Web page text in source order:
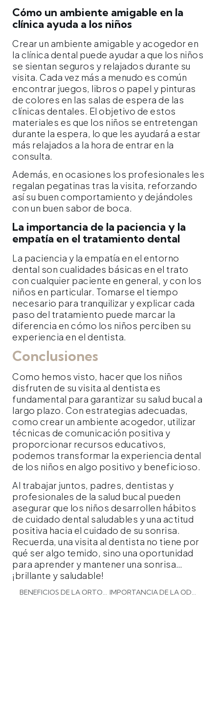
Cómo un ambiente amigable en la
clínica ayuda a los niños
Crear un ambiente amigable y acogedor en
la clínica dental puede ayudar a que los niños
se sientan seguros y relajados durante su
visita. Cada vez más a menudo es común
encontrar juegos, libros o papel y pinturas
de colores en las salas de espera de las
clínicas dentales. El objetivo de estos
materiales es que los niños se entretengan
durante la espera, lo que les ayudará a estar
más relajados a la hora de entrar en la
consulta.
Además, en ocasiones los profesionales les
regalan pegatinas tras la visita, reforzando
así su buen comportamiento y dejándoles
con un buen sabor de boca.
La importancia de la paciencia y la
empatía en el tratamiento dental
La paciencia y la empatía en el entorno
dental son cualidades básicas en el trato
con cualquier paciente en general, y con los
niños en particular. Tomarse el tiempo
necesario para tranquilizar y explicar cada
paso del tratamiento puede marcar la
diferencia en cómo los niños perciben su
experiencia en el dentista.
Conclusiones
Como hemos visto, hacer que los niños
disfruten de su visita al dentista es
fundamental para garantizar su salud bucal a
largo plazo. Con estrategias adecuadas,
como crear un ambiente acogedor, utilizar
técnicas de comunicación positiva y
proporcionar recursos educativos,
podemos transformar la experiencia dental
de los niños en algo positivo y beneficioso.
Al trabajar juntos, padres, dentistas y
profesionales de la salud bucal pueden
asegurar que los niños desarrollen hábitos
de cuidado dental saludables y una actitud
positiva hacia el cuidado de su sonrisa.
Recuerda, una visita al dentista no tiene por
qué ser algo temido, sino una oportunidad
para aprender y mantener una sonrisa…
¡brillante y saludable!
BENEFICIOS DE LA ORTODONCIA TEMPRANA EN NIÑOS IMPORTANCIA DE LA ODONTOPEDIATRÍA EN LA SALUD BUCAL INFANTIL